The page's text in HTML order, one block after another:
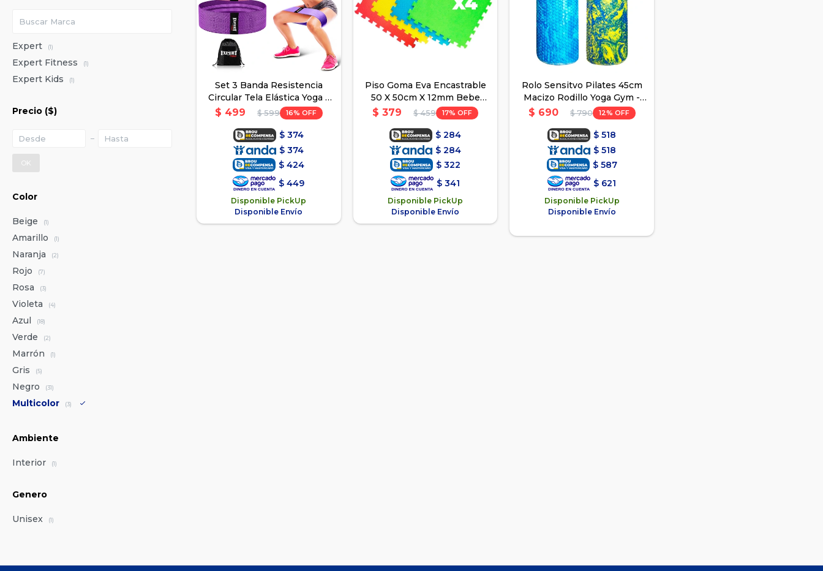
Set 3 Banda Resistencia
Circular Tela Elástica Yoga -
Telas Claras
$ 499 $ 599 16
$ 374
$ 374
$ 424
$ 449
Disponible PickUp
Disponible Envío
Piso Goma Eva Encastrable
50 X 50cm X 12mm Bebe
Niño
$ 379 $ 459 17
$ 284
$ 284
$ 322
$ 341
Disponible PickUp
Disponible Envío
Rolo Sensitvo Pilates 45cm
Macizo Rodillo Yoga Gym -
Varios
$ 690 $ 790 12
$ 518
$ 518
$ 587
$ 621
Disponible PickUp
Disponible Envío
Expert (1)
Expert Fitness (1)
Expert Kids (1)
Precio ($)
OK
Color
Beige (1)
Amarillo (1)
Naranja (2)
Rojo (7)
Rosa (3)
Violeta (4)
Azul (18)
Verde (2)
Marrón (1)
Gris (5)
Negro (31)
Multicolor (3)
Ambiente
Interior (1)
Genero
Unisex (1)